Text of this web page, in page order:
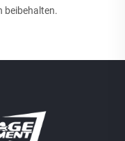
beibehalten.